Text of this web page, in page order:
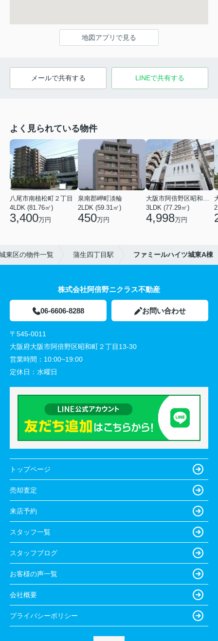
地図アプリで見る
メールで共有する LINEで共有する
よく見られている物件
八尾市南植松町２丁目
4LDK (81.76㎡)
3,400万円
泉南郡岬町淡輪
2LDK (59.31㎡)
450万円
大阪市阿倍野区昭和町２丁目
3LDK (77.29㎡)
4,998万円
東区の物件一覧 蒲生四丁目駅 ファミールハイツ城東A棟
株式会社阿倍野ニクラス不動産
06-6606-8288 お問い合わせ
〒545-0011
大阪府大阪市阿倍野区昭和町２丁目13-30
営業時間： 10:00~19:00
定休日： 水曜日
トップページ
売却査定
来店予約
スタッフ一覧
スタッフブログ
お客様の声一覧
会社概要
プライバシーポリシー